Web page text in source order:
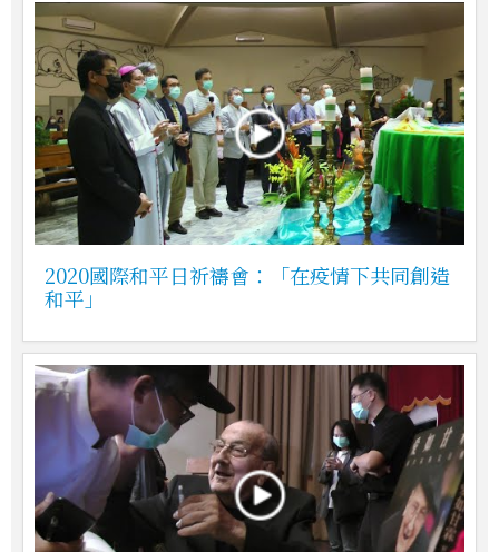
2020國際和平日祈禱會：「在疫情下共同創造
和平」